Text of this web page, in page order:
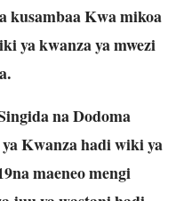
kusambaa Kwa mikoa
ya kwanza ya mwezi
na Dodoma
Kwanza hadi wiki ya
maeneo mengi